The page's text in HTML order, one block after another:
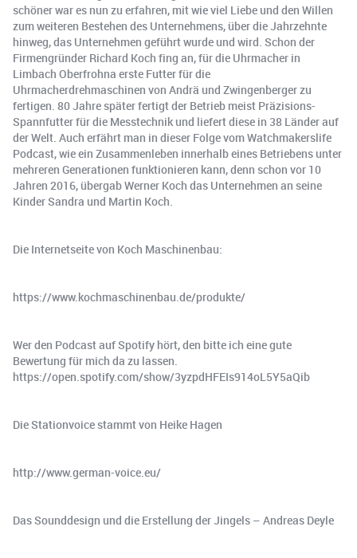
schöner war es nun zu erfahren, mit wie viel Liebe und den Willen
zum weiteren Bestehen des Unternehmens, über die Jahrzehnte
hinweg, das Unternehmen geführt wurde und wird. Schon der
Firmengründer Richard Koch fing an, für die Uhrmacher in
Limbach Oberfrohna erste Futter für die
Uhrmacherdrehmaschinen von Andrä und Zwingenberger zu
fertigen. 80 Jahre später fertigt der Betrieb meist Präzisions-
Spannfutter für die Messtechnik und liefert diese in 38 Länder auf
der Welt. Auch erfährt man in dieser Folge vom Watchmakerslife
Podcast, wie ein Zusammenleben innerhalb eines Betriebens unter
mehreren Generationen funktionieren kann, denn schon vor 10
Jahren 2016, übergab Werner Koch das Unternehmen an seine
Kinder Sandra und Martin Koch.
Die Internetseite von Koch Maschinenbau:
https://www.kochmaschinenbau.de/produkte/
Wer den Podcast auf Spotify hört, den bitte ich eine gute
Bewertung für mich da zu lassen.
https://open.spotify.com/show/3yzpdHFEIs914oL5Y5aQib
Die Stationvoice stammt von Heike Hagen
http://www.german-voice.eu/
Das Sounddesign und die Erstellung der Jingels – Andreas Deyle